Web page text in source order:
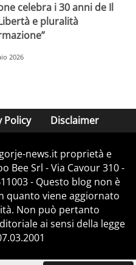
celebra i 30 anni de Il
e pluralità
2026
Policy Disclaimer
news.it proprietà e
Bee Srl - Via Cavour 310 -
- Questo blog non è
quanto viene aggiornato
Non può pertanto
ai sensi della legge